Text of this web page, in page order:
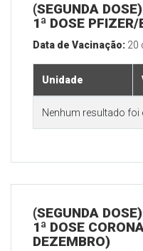
(SEGUNDA
1ª DOSE
Data de Vacinação: 20
Unidade
Nenhum resultado foi
(SEGUNDA
1ª DOSE
DEZEMBRO)